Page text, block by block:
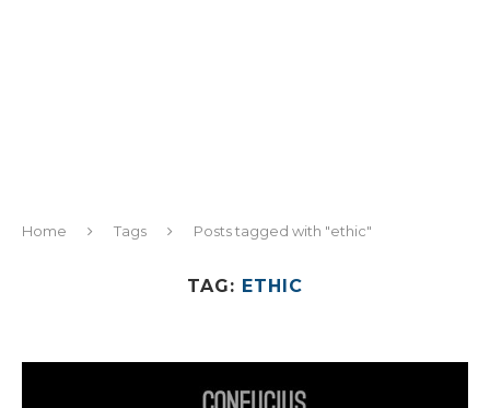
Home Tags Posts tagged with "ethic"
TAG: ETHIC